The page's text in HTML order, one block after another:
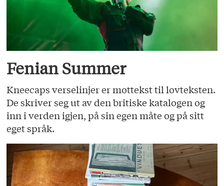
Fenian Summer
Kneecaps verselinjer er mottekst til lovteksten.
De skriver seg ut av den britiske katalogen og
inn i verden igjen, på sin egen måte og på sitt
eget språk.